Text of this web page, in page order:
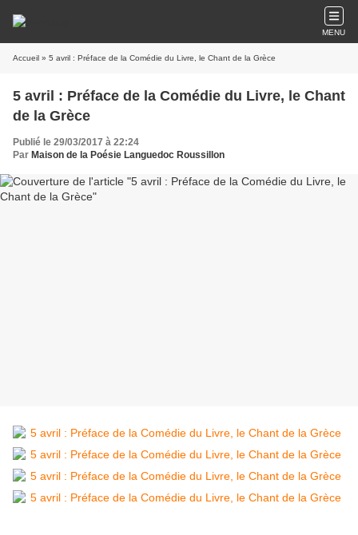
MENU
Accueil » 5 avril : Préface de la Comédie du Livre, le Chant de la Grèce
5 avril : Préface de la Comédie du Livre, le Chant
de la Grèce
Publié le 29/03/2017 à 22:24
Par Maison de la Poésie Languedoc Roussillon